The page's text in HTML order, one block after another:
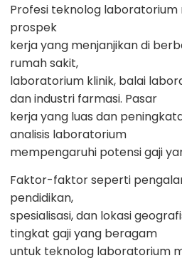
Profesi teknolog
prospek
kerja yang menjanjikan di
rumah sakit,
laboratorium klinik, balai
dan industri farmasi. Pasar
kerja yang luas dan
analisis laboratorium
mempengaruhi potensi gaji
Faktor-faktor seperti
pendidikan,
spesialisasi, dan lokasi
tingkat gaji yang beragam
untuk teknolog laboratorium